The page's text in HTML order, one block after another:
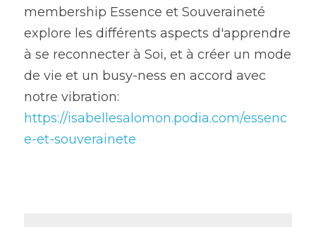
membership Essence et Souveraineté
explore les différents aspects d'apprendre
à se reconnecter à Soi, et à créer un mode
de vie et un busy-ness en accord avec
notre vibration:
https://isabellesalomon.podia.com/essenc
e-et-souverainete